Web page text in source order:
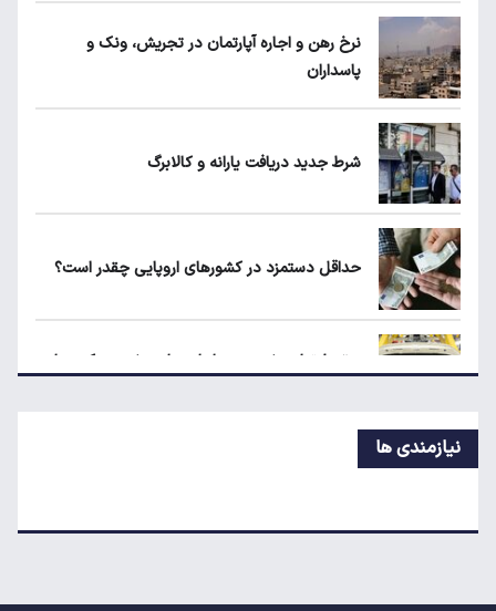
ابلاغیه جدید وزارت کار؛ چه کسانی از فهرست
شرط جدید دریافت یارانه و کالابرگ
نرخ رهن و اجاره آپارتمان در تجریش، ونک و
پاسداران
شرط جدید دریافت یارانه و کالابرگ
حداقل دستمزد در کشورهای اروپایی چقدر است؟
سقوط تولید خودرو در ایران؛ پارس‌خودرو رکورددار
اقتصادی ارزش بیشتری دارد؟
نیازمندی ها